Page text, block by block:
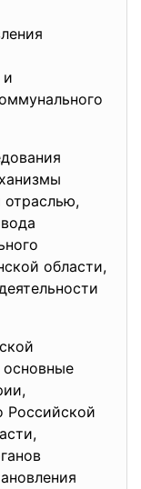
и
отраслью,
области,
Российской